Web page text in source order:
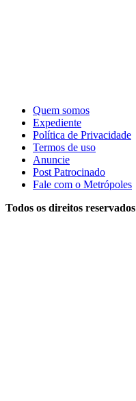
Quem somos
Expediente
Política de Privacidade
Termos de uso
Anuncie
Post Patrocinado
Fale com o Metrópoles
Todos os direitos reservados